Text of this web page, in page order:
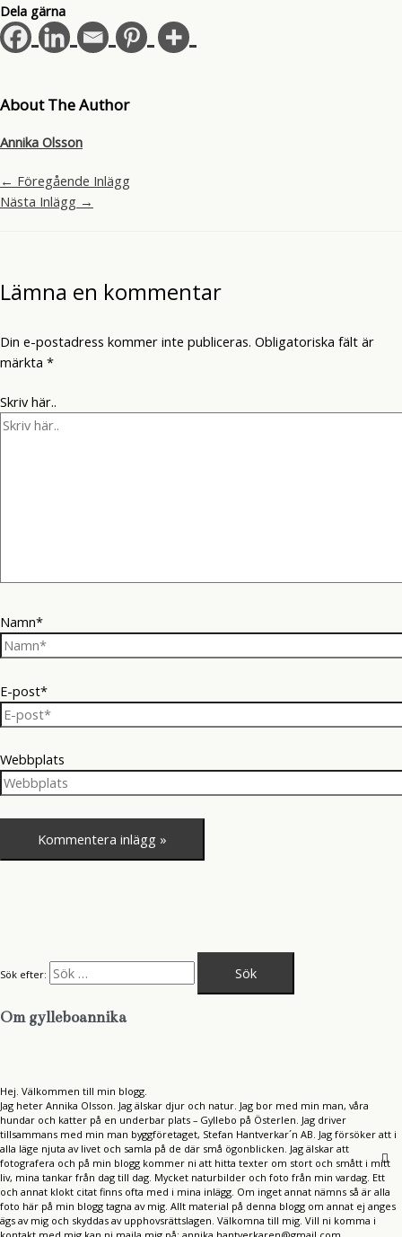
Dela gärna
About The Author
Annika Olsson
← Föregående Inlägg
Nästa Inlägg →
Lämna en kommentar
Din e-postadress kommer inte publiceras. Obligatoriska fält är
märkta *
Skriv här..
Namn*
E-post*
Webbplats
Sök efter:
Om gylleboannika
Hej. Välkommen till min blogg.
Jag heter Annika Olsson. Jag älskar djur och natur. Jag bor med min man, våra
hundar och katter på en underbar plats – Gyllebo på Österlen. Jag driver
tillsammans med min man byggföretaget, Stefan Hantverkar´n AB. Jag försöker att i
alla läge njuta av livet och samla på de där små ögonblicken. Jag älskar att
fotografera och på min blogg kommer ni att hitta texter om stort och smått i mitt
liv, mina tankar från dag till dag. Mycket naturbilder och foto från min vardag. Ett
och annat klokt citat finns ofta med i mina inlägg. Om inget annat nämns så är alla
foto här på min blogg tagna av mig. Allt material på denna blogg om annat ej anges
ägs av mig och skyddas av upphovsrättslagen. Välkomna till mig. Vill ni komma i